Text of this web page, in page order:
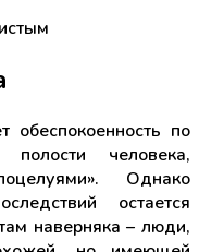
обеспокоенность по
человека,
Однако
остается
наверняка – люди,